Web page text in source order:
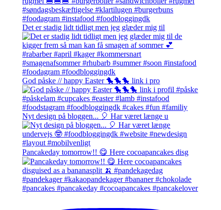
Det er stadig lidt tidligt men jeg glæder mig til
God påske // happy Easter 🐤🐤🐤 link i pro
Nyt design på bloggen... 🎈 Har været længe u
Pancakeday tomorrow!! 😋 Here cocoapancakes disg